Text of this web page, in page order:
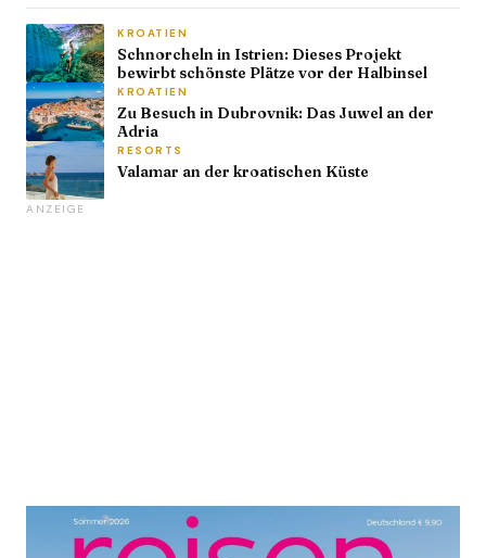
KROATIEN
Schnorcheln in Istrien: Dieses Projekt
bewirbt schönste Plätze vor der Halbinsel
KROATIEN
Zu Besuch in Dubrovnik: Das Juwel an der
Adria
RESORTS
Valamar an der kroatischen Küste
ANZEIGE